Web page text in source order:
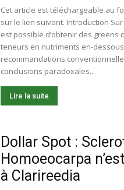
Cet article est téléchargeable au
sur le lien suivant. Introduction
est possible d’obtenir des greens
teneurs en nutriments en-
recommandations
conclusions paradoxales...
Lire la suite
Dollar Spot :
Homoeocarpa
à Clarireedia